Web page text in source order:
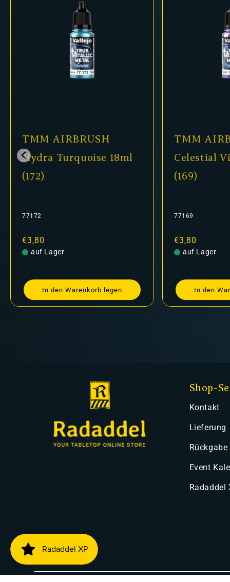
TMM AIRBRUSH
Hydra Turquoise 18ml
(172)
77172
Normaler
Preis
€3,80
auf Lager
In den Warenkorb legen
TMM
Celestial
(169)
77169
Normaler
Preis
€3,80
auf Lager
In den
Shop-
Kontakt
Lieferung
Event
Radaddel